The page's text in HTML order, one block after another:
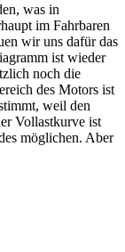
was in
im Fahrbaren
wir uns dafür das
ist wieder
noch die
des Motors ist
weil den
Vollastkurve ist
möglichen. Aber